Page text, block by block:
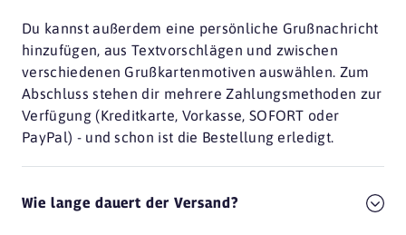
Du kannst außerdem eine persönliche Grußnachricht
hinzufügen, aus Textvorschlägen und zwischen
verschiedenen Grußkartenmotiven auswählen. Zum
Abschluss stehen dir mehrere Zahlungsmethoden zur
Verfügung (Kreditkarte, Vorkasse, SOFORT oder
PayPal) - und schon ist die Bestellung erledigt.
Wie lange dauert der Versand?